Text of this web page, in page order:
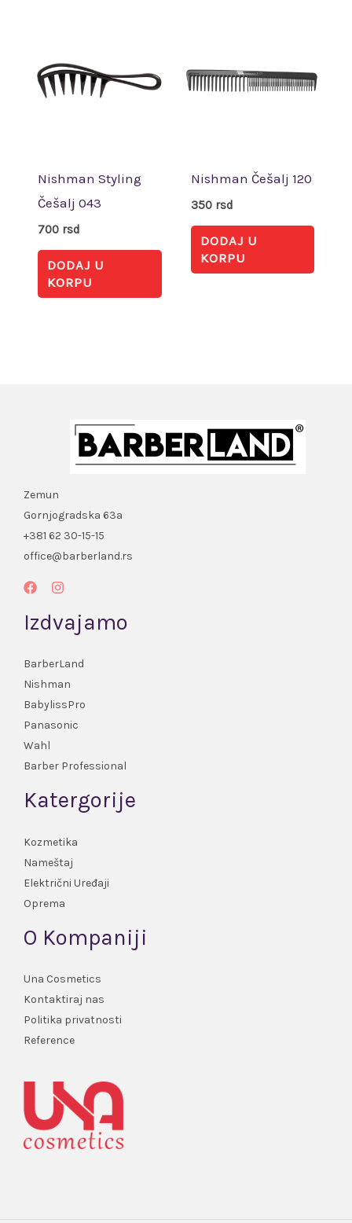
Nishman Styling
Češalj 043
700 rsd
DODAJ U
KORPU
Nishman Češalj 120
350 rsd
DODAJ U
KORPU
Zemun
Gornjogradska 63a
+381 62 30-15-15
office@barberland.rs
Izdvajamo
BarberLand
Nishman
BabylissPro
Panasonic
Wahl
Barber Professional
Katergorije
Kozmetika
Nameštaj
Električni Uređaji
Oprema
O Kompaniji
Una Cosmetics
Kontaktiraj nas
Politika privatnosti
Reference